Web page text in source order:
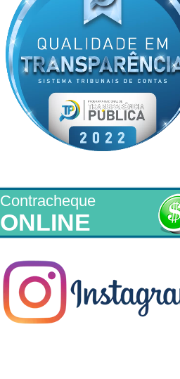
Contracheque
ONLINE